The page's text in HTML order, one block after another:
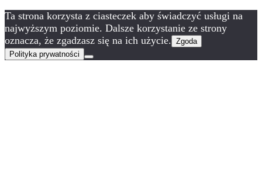
Ta strona korzysta z ciasteczek aby świadczyć usługi na
najwyższym poziomie. Dalsze korzystanie ze strony
oznacza, że zgadzasz się na ich użycie. Zgoda
Polityka prywatności